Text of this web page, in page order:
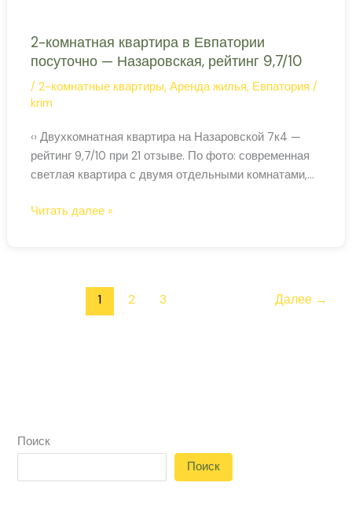
2-комнатная квартира в Евпатории
посуточно — Назаровская, рейтинг 9,7/10
/2-комнатные квартиры,Аренда жилья, Евпатория /
krim
‹› Двухкомнатная квартира на Назаровской 7к4 —
рейтинг 9,7/10 при 21 отзыве. По фото: современная
светлая квартира с двумя отдельными комнатами,
посудомоечной машиной. До 6 гостей. Проверить
2-
Евпатории
Читать далее »
1 2 3 Далее →
Поиск
Поиск